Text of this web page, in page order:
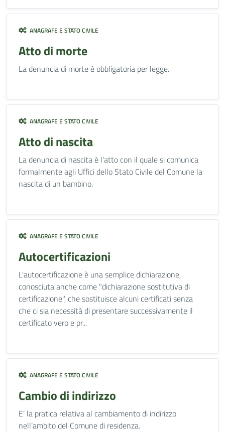
ANAGRAFE E STATO CIVILE
Atto di morte
La denuncia di morte è obbligatoria per legge.
ANAGRAFE E STATO CIVILE
Atto di nascita
La denuncia di nascita è l'atto con il quale si comunica
formalmente agli Uffici dello Stato Civile del Comune la
nascita di un bambino.
ANAGRAFE E STATO CIVILE
Autocertificazioni
L'autocertificazione è una semplice dichiarazione,
conosciuta anche come "dichiarazione sostitutiva di
certificazione", che sostituisce alcuni certificati senza
che ci sia necessità di presentare successivamente il
certificato vero e pr...
ANAGRAFE E STATO CIVILE
Cambio di indirizzo
E’ la pratica relativa al cambiamento di indirizzo
nell’ambito del Comune di residenza.